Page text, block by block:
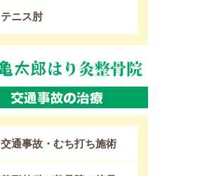
テニス肘
交通事故・むち打ち施術